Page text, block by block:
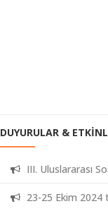
DUYURULAR &
III. Uluslararası
23-25 Ekim 2024